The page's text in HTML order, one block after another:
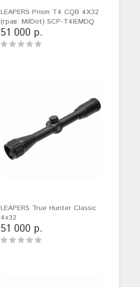
LEAPERS Prism T4 CQB 4X32
(грав. MilDot) SCP-T4IEMDQ
51 000 р.
LEAPERS True Hunter Classic
4x32
51 000 р.